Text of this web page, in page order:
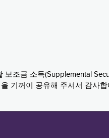
조금 소득(Supplemental
기꺼이 공유해 주셔서 감사